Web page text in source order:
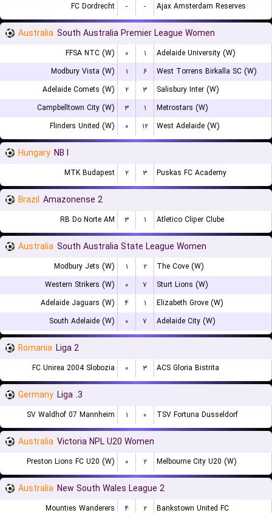
FC Dordrecht
- - Ajax Amsterdam Reserves
Australia South Australia Premier League Women
FFSA NTC (W) ۰ ۱
Adelaide University (W)
Modbury Vista (W)
۱ ۶
West Torrens Birkalla SC (W)
Adelaide Comets (W)
۲ ۳
Salisbury Inter (W)
Campbelltown City (W)
۳ ۱
Metrostars (W)
Flinders United (W)
۰ ۱۲ West Adelaide (W)
Hungary NB I
MTK Budapest ۲ ۳ Puskas FC Academy
Brazil Amazonense 2
RB Do Norte AM ۳ ۱ Atletico Cliper Clube
Australia South Australia State League Women
Modbury Jets (W) ۱ ۲
The Cove (W)
Western Strikers (W)
۰ ۷
Sturt Lions (W)
Adelaide Jaguars (W)
۴ ۱
Elizabeth Grove (W)
South Adelaide (W)
۰ ۷ Adelaide City (W)
Romania Liga 2
FC Unirea 2004 Slobozia ۰ ۳ ACS Gloria Bistrita
Germany 3. Liga
SV Waldhof 07 Mannheim ۱ ۰ TSV Fortuna Dusseldorf
Australia Victoria NPL U20 Women
Preston Lions FC U20 (W) ۰ ۲ Melbourne City U20 (W)
Australia New South Wales League 2
Mounties Wanderers ۴ ۲ Bankstown United FC